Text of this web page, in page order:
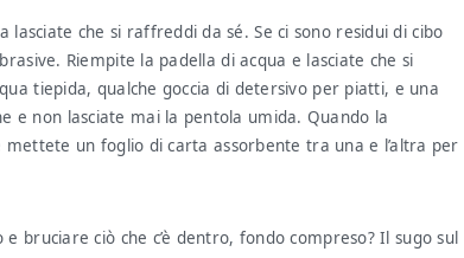
che si raffreddi da sé. Se ci sono residui di cibo
Riempite la padella di acqua e lasciate che si
tiepida, qualche goccia di detersivo per piatti, e una
e non lasciate mai la pentola umida. Quando la
un foglio di carta assorbente tra una e l’altra per
bruciare ciò che c’è dentro, fondo compreso? Il sugo sul